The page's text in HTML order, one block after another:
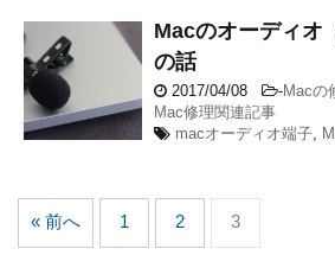
Macのオーディオ
の話
2017/04/08 -Macの
Mac修理関連記事
macオーディオ端子,
« 前へ 1 2 3